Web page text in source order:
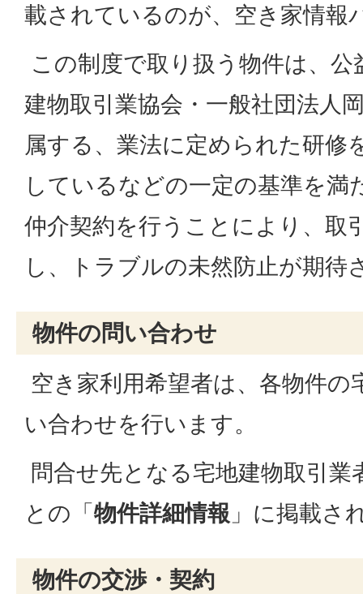
載されているのが、空き家情報
この制度で取り扱う物件は、公
建物取引業協会・一般社団法人
属する、業法に定められた研修
しているなどの一定の基準を満
仲介契約を行うことにより、取
し、トラブルの未然防止が期待
物件の問い合わせ
空き家利用希望者は、各物件の
い合わせを行います。
問合せ先となる宅地建物取引
との「物件詳細情報 」に掲載さ
物件の交渉・契約